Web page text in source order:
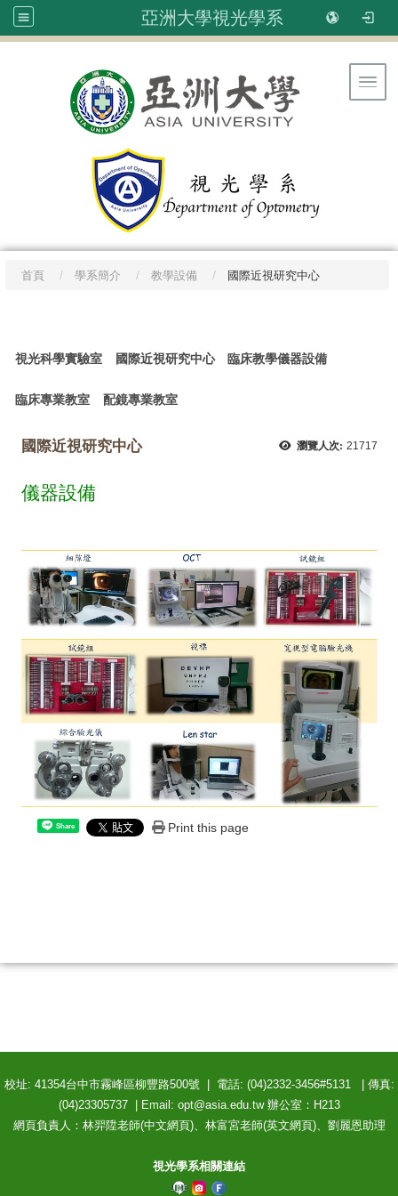
亞洲大學視光學系
首頁 學系簡介 教學設備 國際近視研究中心
視光科學實驗室 國際近視研究中心 臨床教學儀器設備
臨床專業教室 配鏡專業教室
瀏覽人次: 21717
國際近視研究中心
儀器設備
Share Print this page
校址: 41354台中市霧峰區柳豐路500號 | 電話: (04)2332-3456#5131 | 傳真:
(04)23305737 | Email: opt@asia.edu.tw 辦公室：H213
網頁負責人：林羿陞老師(中文網頁)、林富宮老師(英文網頁)、劉麗恩助理
視光學系相關連結